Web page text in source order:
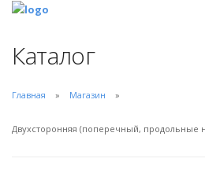
Каталог
Главная Магазин
Двухсторонняя (поперечный, продольные